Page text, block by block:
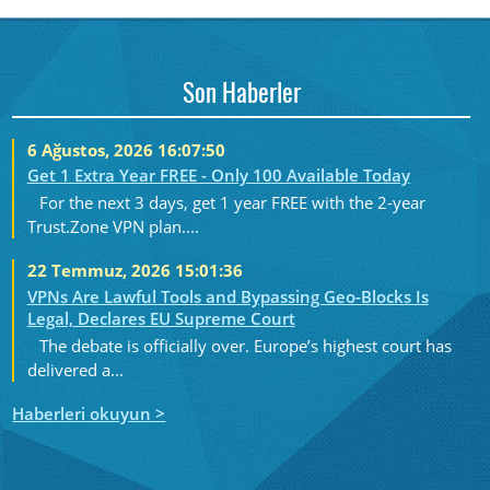
Son Haberler
6 Ağustos, 2026 16:07:50
Get 1 Extra Year FREE - Only 100 Available Today
For the next 3 days, get 1 year FREE with the 2-year
Trust.Zone VPN plan....
22 Temmuz, 2026 15:01:36
VPNs Are Lawful Tools and Bypassing Geo-Blocks Is
Legal, Declares EU Supreme Court
The debate is officially over. Europe’s highest court has
delivered a...
Haberleri okuyun >